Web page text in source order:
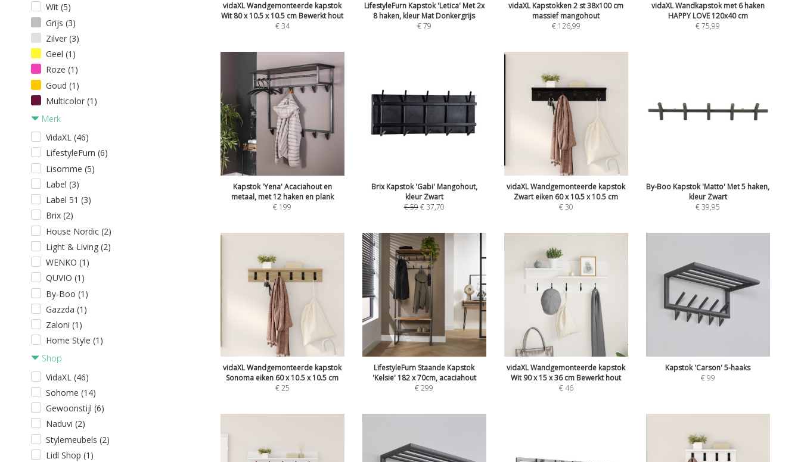
Wit (5)
Grijs (3)
Zilver (3)
Geel (1)
Roze (1)
Goud (1)
Multicolor (1)
Merk
VidaXL (46)
LifestyleFurn (6)
Lisomme (5)
Label (3)
Label 51 (3)
Brix (2)
House Nordic (2)
Light & Living (2)
WENKO (1)
QUVIO (1)
By-Boo (1)
Gazzda (1)
Zaloni (1)
Home Style (1)
Shop
VidaXL (46)
Sohome (14)
Gewoonstijl (6)
Naduvi (2)
Stylemeubels (2)
Lidl Shop (1)
vidaXL Wandgemonteerde kapstok
Wit 80 x 10.5 x 10.5 cm Bewerkt hout
€34
LifestyleFurn Kapstok 'Letica' Met 2x
8 haken, kleur Mat Donkergrijs
€79
vidaXL Kapstokken 2 st 38x100 cm
massief mangohout
€ 126,99
vidaXL Wandkapstok met 6 haken
HAPPY LOVE 120x40 cm
€75,99
Kapstok 'Yena' Acaciahout en
metaal, met 12 haken en plank
€ 199
Brix Kapstok 'Gabi' Mangohout,
kleur Zwart
€59€37,70
vidaXL Wandgemonteerde kapstok
Zwart eiken 60 x 10.5 x 10.5 cm
€30
By-Boo Kapstok 'Matto' Met 5 haken,
kleur Zwart
€39,95
vidaXL Wandgemonteerde kapstok
Sonoma eiken 60 x 10.5 x 10.5 cm
€25
LifestyleFurn Staande Kapstok
'Kelsie' 182 x 70cm, acaciahout
€299
vidaXL Wandgemonteerde kapstok
Wit 90 x 15 x 36 cm Bewerkt hout
€46
Kapstok 'Carson' 5-haaks
€99